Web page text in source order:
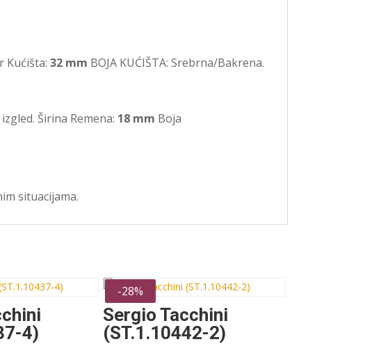
Kućišta: 32 mm BOJA KUĆIŠTA: Srebrna/Bakrena.
Širina Remena: 18 mm Boja
situacijama.
4)
-28%
Sergio Tacchini
(ST.1.10442-2)